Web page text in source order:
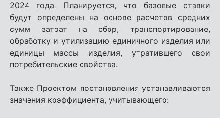
2024 года. Планируется, что базовые ставки
будут определены на основе расчетов средних
сумм затрат на сбор, транспортирование,
обработку и утилизацию единичного изделия или
единицы массы изделия, утратившего свои
потребительские свойства.
Также Проектом постановления устанавливаются
значения коэффициента, учитывающего: